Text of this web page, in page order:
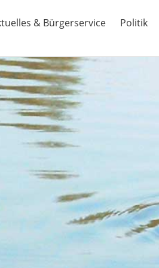
& Bürgerservice Politik